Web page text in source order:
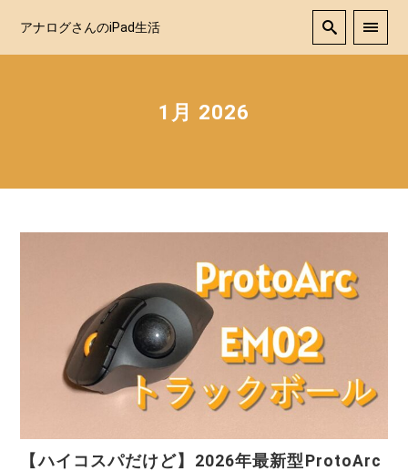
アナログさんのiPad生活
1月 2026
【ハイコスパだけど】2026年最新型ProtoArc